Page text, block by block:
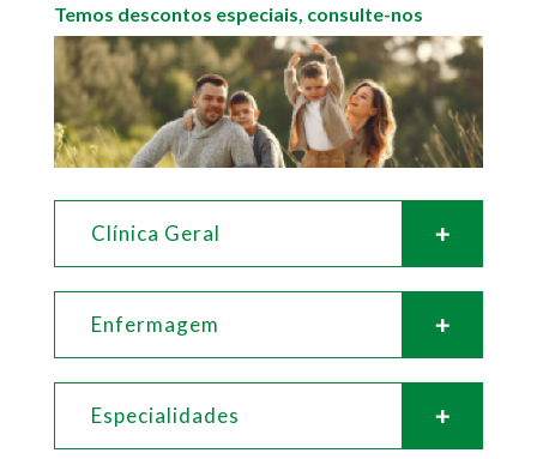
Temos descontos especiais, consulte-nos
Clínica Geral
Enfermagem
Especialidades